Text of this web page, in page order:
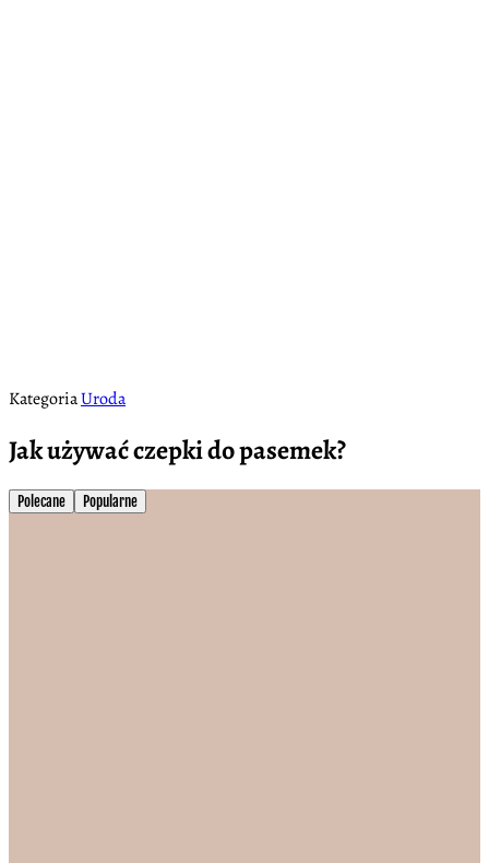
KategoriaUroda
Jak używać czepki do pasemek?
Polecane Popularne